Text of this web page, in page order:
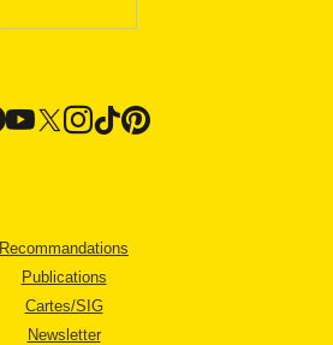
Recommandations
Publications
Cartes/SIG
Newsletter